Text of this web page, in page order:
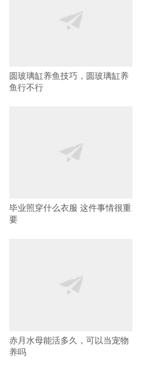
圆玻璃缸养鱼技巧，圆玻璃缸养
鱼行不行
毕业照穿什么衣服 这件事情很重
要
赤月水母能活多久，可以当宠物
养吗